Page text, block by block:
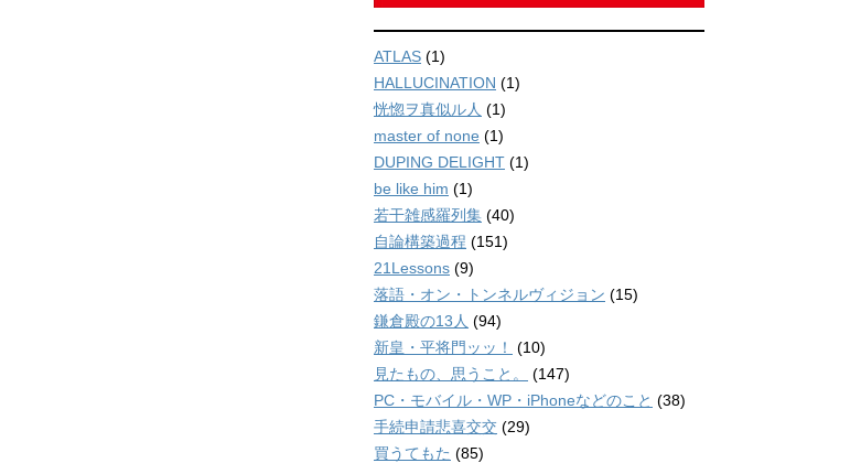
ATLAS (1)
HALLUCINATION (1)
恍惚ヲ真似ル人 (1)
master of none (1)
DUPING DELIGHT (1)
be like him (1)
若干雑感羅列集 (40)
自論構築過程 (151)
21Lessons (9)
落語・オン・トンネルヴィジョン (15)
鎌倉殿の13人 (94)
新皇・平将門ッッ！
(10)
見たもの、思うこと。
(147)
PC・モバイル・WP・iPhoneなどのこと (38)
手続申請悲喜交交 (29)
買うてもた (85)